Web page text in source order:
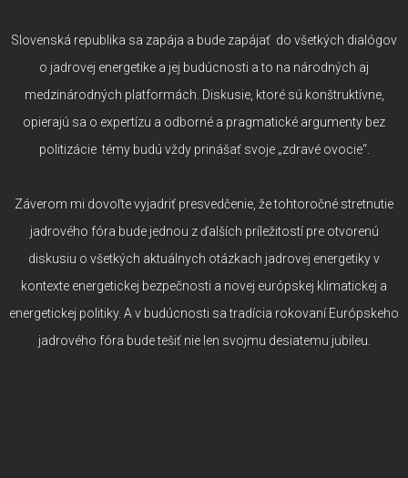
Slovenská republika sa zapája a bude zapájať do všetkých dialógov
o jadrovej energetike a jej budúcnosti a to na národných aj
medzinárodných platformách. Diskusie, ktoré sú konštruktívne,
opierajú sa o expertízu a odborné a pragmatické argumenty bez
politizácie témy budú vždy prinášať svoje „zdravé ovocie“.
Záverom mi dovoľte vyjadriť presvedčenie, že tohtoročné stretnutie
jadrového fóra bude jednou z ďalších príležitostí pre otvorenú
diskusiu o všetkých aktuálnych otázkach jadrovej energetiky v
kontexte energetickej bezpečnosti a novej európskej klimatickej a
energetickej politiky. A v budúcnosti sa tradícia rokovaní Európskeho
jadrového fóra bude tešiť nie len svojmu desiatemu jubileu.